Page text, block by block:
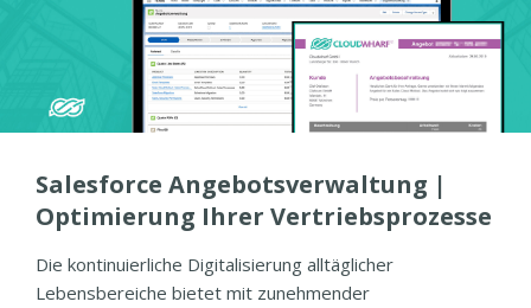
Salesforce Angebotsverwaltung |
Optimierung Ihrer Vertriebsprozesse
Die kontinuierliche Digitalisierung alltäglicher
Lebensbereiche bietet mit zunehmender